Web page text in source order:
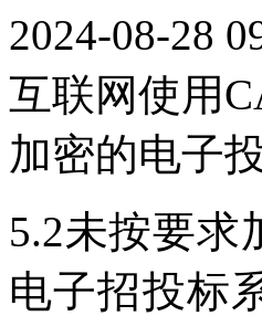
2024-08-28
互联网使用
加密的电子
5.2未按要求
电子招投标